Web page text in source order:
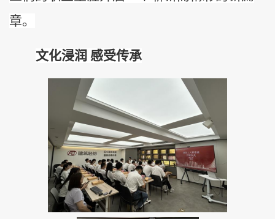
章。
文化浸润 感受传承